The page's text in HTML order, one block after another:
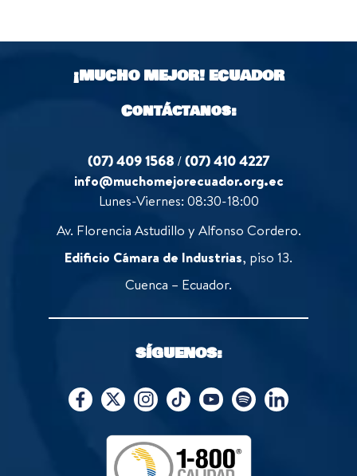
5
t
¡MUCHO MEJOR!ECUADOR
Contáctanos:
(07) 409 1568 /(07) 410 4227
info@muchomejorecuador.org.ec
Lunes-Viernes: 08:30-18:00
Av. Florencia Astudillo y Alfonso Cordero.
Edificio Cámara de Industrias, piso 13.
Cuenca – Ecuador.
SÍGUENOS: